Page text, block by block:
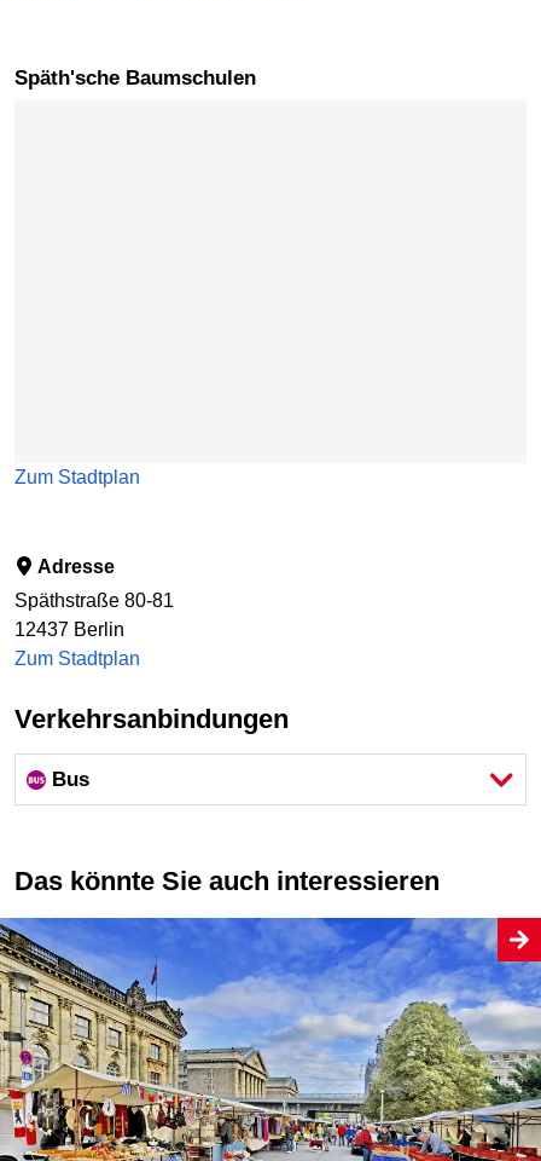
Späth'sche Baumschulen
Zum Stadtplan
Adresse
Späthstraße 80-81
12437 Berlin
Zum Stadtplan
Verkehrsanbindungen
Bus
Das könnte Sie auch interessieren